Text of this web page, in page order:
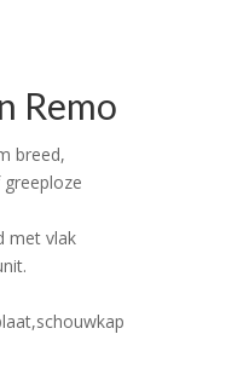
Remo
breed,
met vlak